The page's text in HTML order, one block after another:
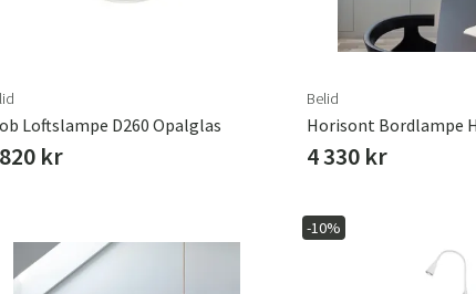
Loftslampe D260 Opalglas
kr
Belid
4 330 kr
-10%